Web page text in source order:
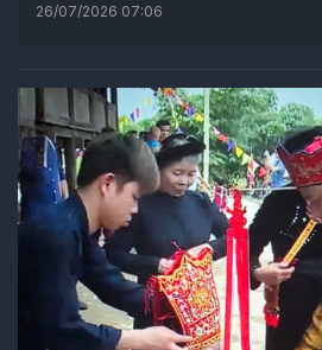
26/07/2026 07:06